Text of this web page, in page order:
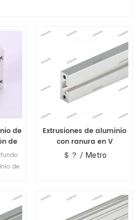
de
de
de
Extrusiones de aluminio
con ranura en V
＄？ / Metro